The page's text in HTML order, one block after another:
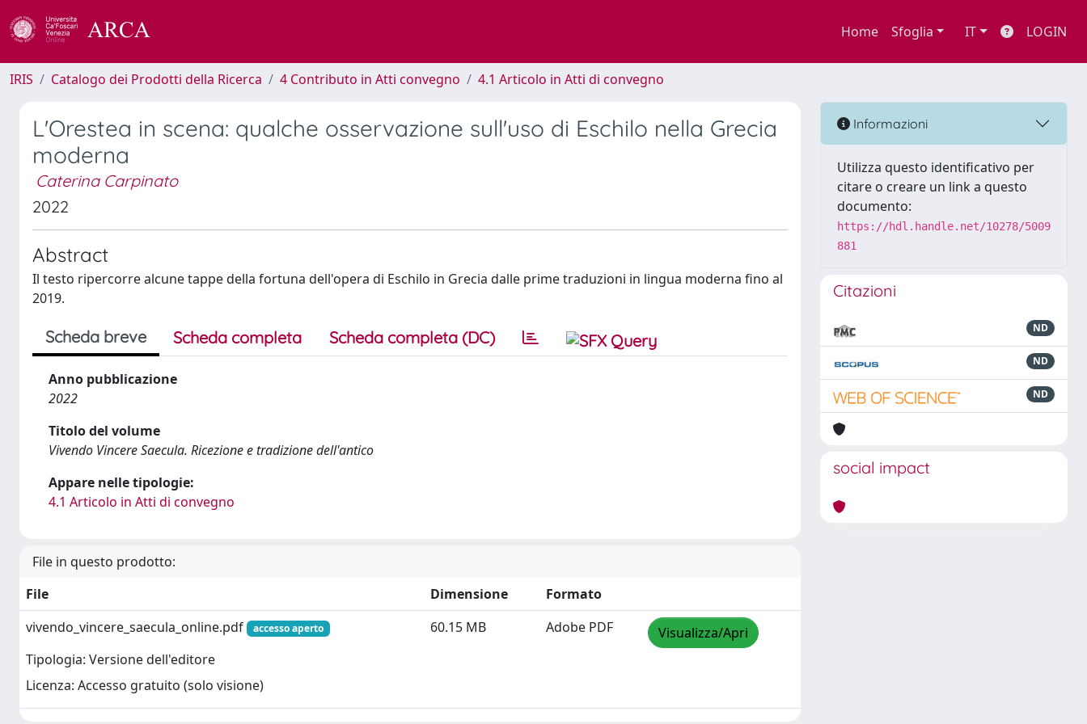
Home Sfoglia IT LOGIN
IRIS Catalogo dei Prodotti della Ricerca 4 Contributo in Atti convegno 4.1 Articolo in Atti di convegno
L'Orestea in scena: qualche osservazione sull'uso di Eschilo nella Grecia
moderna
Caterina Carpinato
2022
Abstract
Il testo ripercorre alcune tappe della fortuna dell'opera di Eschilo in Grecia dalle prime traduzioni in lingua moderna fino al
2019.
Scheda breve Scheda completa Scheda completa (DC)
Anno pubblicazione
2022
Titolo del volume
Vivendo Vincere Saecula. Ricezione e tradizione dell'antico
Appare nelle tipologie:
4.1 Articolo in Atti di convegno
File in questo prodotto:
File
Dimensione
Formato
vivendo_vincere_saecula_online.pdf
accesso aperto
Tipologia: Versione dell'editore
Licenza: Accesso gratuito (solo visione)
60.15 MB Adobe PDF Visualizza/Apri
Informazioni
Utilizza questo identificativo per
citare o creare un link a questo
documento:
https://hdl.handle.net/10278/5009
881
Citazioni
ND
ND
ND
social impact